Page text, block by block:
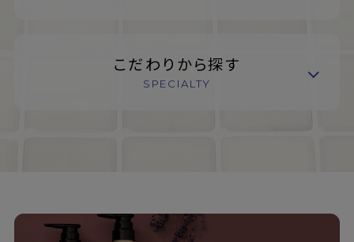
こだわりから探す
SPECIALTY